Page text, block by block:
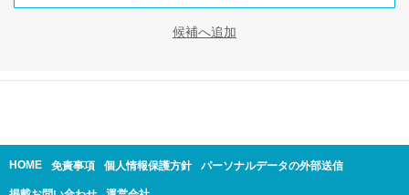
候補へ追加
HOME 免責事項 個人情報保護方針 パーソナルデータの外部送信